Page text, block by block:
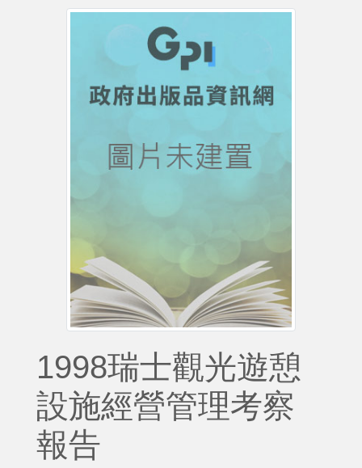
1998瑞士觀光遊憩
設施經營管理考察
報告